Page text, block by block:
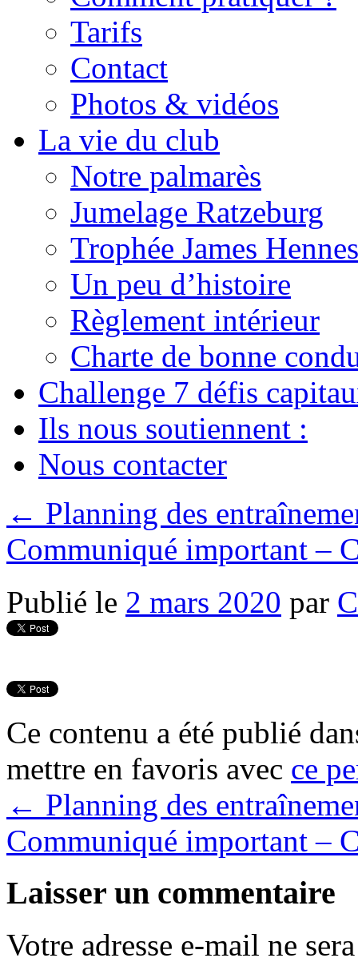
Tarifs
Contact
Photos & vidéos
La vie du club
Notre palmarès
Jumelage Ratzeburg
Trophée James
Un peu d’histoire
Règlement intérieur
Charte de bonne
Challenge 7 défis
Ils nous soutiennent :
Nous contacter
← Planning des
Communiqué important –
Publié le 2 mars 2020 par
Ce contenu a été publié
mettre en favoris avec ce
← Planning des
Communiqué important –
Laisser un commentaire
Votre adresse e-mail ne